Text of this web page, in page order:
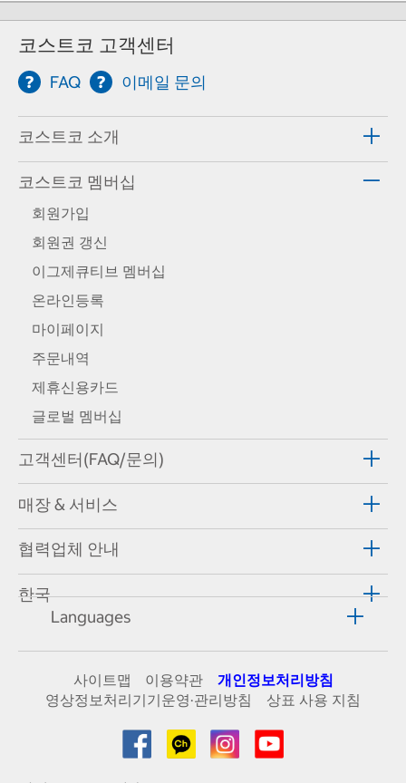
코스트코 고객센터
FAQ 이메일 문의
코스트코 소개
코스트코 멤버십
회원가입
회원권 갱신
이그제큐티브 멤버십
온라인등록
마이페이지
주문내역
제휴신용카드
글로벌 멤버십
고객센터(FAQ/문의)
매장 & 서비스
협력업체 안내
한국
Languages
사이트맵 이용약관
개인정보처리방침
영상정보처리기기운영·관리방침
상표 사용 지침